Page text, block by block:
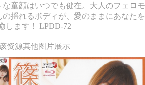
な童顔はいつでも健在。大人のフェロモ
の揺れるボディが、愛のままにあなたを
します！ LPDD-72
资源其他图片展示